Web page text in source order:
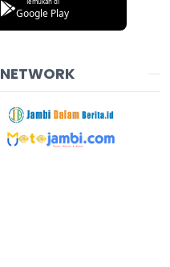
Google Play
NETWORK